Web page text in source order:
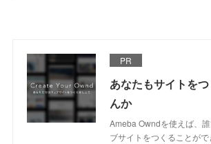
PR
あなたもサイトを
んか
Ameba Owndを使えば、
ブサイトをつくることがで